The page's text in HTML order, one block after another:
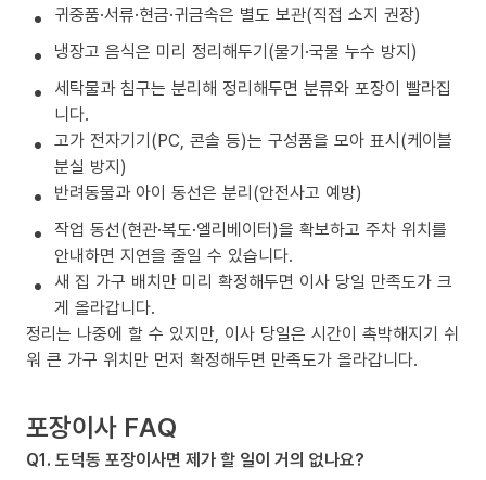
귀중품·서류·현금·귀금속은 별도 보관(직접 소지 권장)
냉장고 음식은 미리 정리해두기(물기·국물 누수 방지)
세탁물과 침구는 분리해 정리해두면 분류와 포장이 빨라집
니다.
고가 전자기기(PC, 콘솔 등)는 구성품을 모아 표시(케이블
분실 방지)
반려동물과 아이 동선은 분리(안전사고 예방)
작업 동선(현관·복도·엘리베이터)을 확보하고 주차 위치를
안내하면 지연을 줄일 수 있습니다.
새 집 가구 배치만 미리 확정해두면 이사 당일 만족도가 크
게 올라갑니다.
정리는 나중에 할 수 있지만, 이사 당일은 시간이 촉박해지기 쉬
워 큰 가구 위치만 먼저 확정해두면 만족도가 올라갑니다.
포장이사 FAQ
Q1. 도덕동 포장이사면 제가 할 일이 거의 없나요?